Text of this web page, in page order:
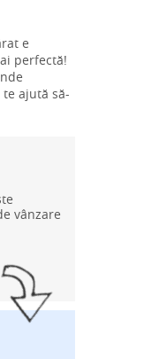
e
perfectă!
ajută să-
vânzare